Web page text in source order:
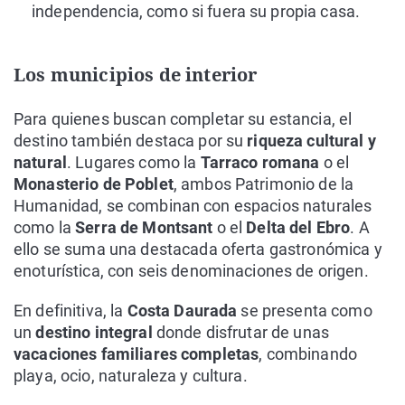
independencia, como si fuera su propia casa.
Los municipios de interior
Para quienes buscan completar su estancia, el
destino también destaca por su riqueza cultural y
natural . Lugares como la Tarraco romana o el
Monasterio de Poblet, ambos Patrimonio de la
Humanidad, se combinan con espacios naturales
como laSerra de Montsant o el Delta del Ebro. A
ello se suma una destacada oferta gastronómica y
enoturística, con seis denominaciones de origen.
En definitiva, la Costa Daurada se presenta como
undestino integral donde disfrutar de unas
vacaciones familiares completas, combinando
playa, ocio, naturaleza y cultura.